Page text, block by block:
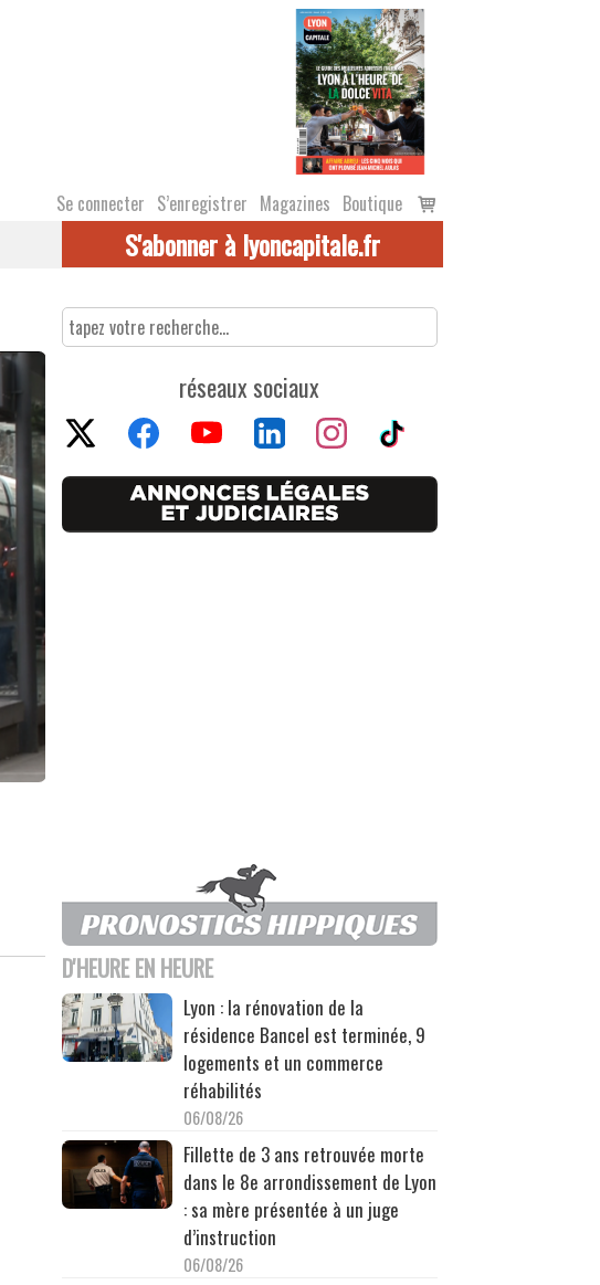
Se connecter S’enregistrer Magazines Boutique
Voir
le
S'abonner à lyoncapitale.fr
réseaux sociaux
D'HEURE EN HEURE
Lyon : la rénovation de la
résidence Bancel est terminée, 9
logements et un commerce
réhabilités
06/08/26
Fillette de 3 ans retrouvée morte
dans le 8e arrondissement de Lyon
: sa mère présentée à un juge
d’instruction
06/08/26